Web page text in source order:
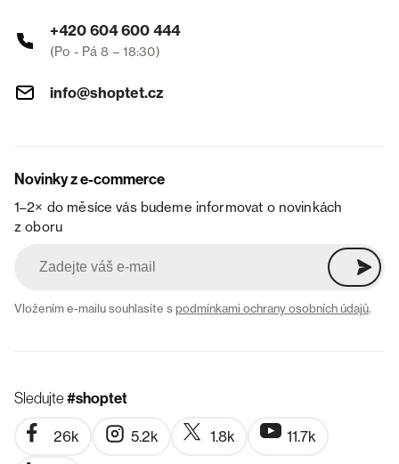
+420 604 600 444
(Po - Pá 8 – 18:30)
info@shoptet.cz
Novinky z e-commerce
1–2× do měsíce vás budeme informovat o novinkách
z oboru
Vložením e-mailu souhlasíte spodmínkami ochrany osobních údajů.
Sledujte#shoptet
26k 5.2k 1.8k 11.7k